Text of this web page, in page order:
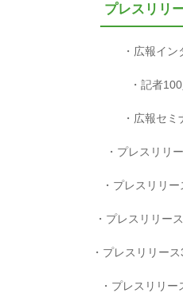
プレスリリ
広報イン
記者
広報セミ
プレスリリ
プレスリリ
プレスリリー
プレスリリー
プレスリリー